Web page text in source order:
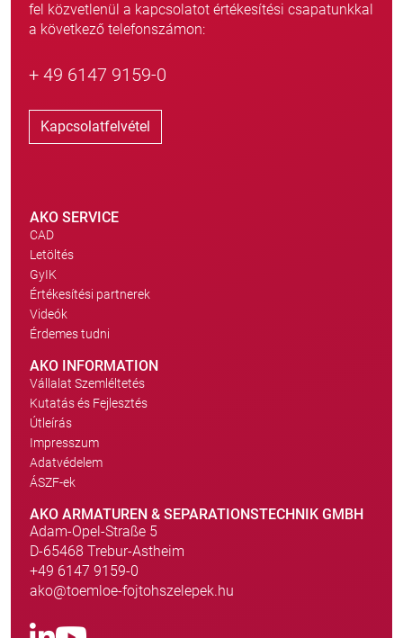
fel közvetlenül a kapcsolatot értékesítési csapatunkkal
a következő telefonszámon:
+ 49 6147 9159-0
Kapcsolatfelvétel
AKO SERVICE
CAD
Letöltés
GyIK
Értékesítési partnerek
Videók
Érdemes tudni
AKO INFORMATION
Vállalat Szemléltetés
Kutatás és Fejlesztés
Útleírás
Impresszum
Adatvédelem
ÁSZF-ek
AKO ARMATUREN & SEPARATIONSTECHNIK GMBH
Adam-Opel-Straße 5
D-65468 Trebur-Astheim
+49 6147 9159-0
ako@toemloe-fojtohszelepek.hu